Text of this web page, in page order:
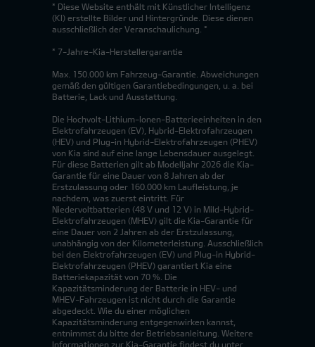
* Diese Website enthält mit Künstlicher Intelligenz
(KI) erstellte Bilder und Hintergründe. Diese dienen
ausschließlich der Veranschaulichung. *
* 7-Jahre-Kia-Herstellergarantie
Max. 150.000 km Fahrzeug-Garantie. Abweichungen
gemäß den gültigen Garantiebedingungen, u. a. bei
Batterie, Lack und Ausstattung.
Die Hochvolt-Lithium-Ionen-Batterieeinheiten in den
Elektrofahrzeugen (EV), Hybrid-Elektrofahrzeugen
(HEV) und Plug-in Hybrid-Elektrofahrzeugen (PHEV)
von Kia sind auf eine lange Lebensdauer ausgelegt.
Für diese Batterien gilt ab Modelljahr 2026 die Kia-
Garantie für eine Dauer von 8 Jahren ab der
Erstzulassung oder 160.000 km Laufleistung, je
nachdem, was zuerst eintritt. Für
Niedervoltbatterien (48 V und 12 V) in Mild-Hybrid-
Elektrofahrzeugen (MHEV) gilt die Kia-Garantie für
eine Dauer von 2 Jahren ab der Erstzulassung,
unabhängig von der Kilometerleistung. Ausschließlich
bei den Elektrofahrzeugen (EV) und Plug-in Hybrid-
Elektrofahrzeugen (PHEV) garantiert Kia eine
Batteriekapazität von 70 %. Die
Kapazitätsminderung der Batterie in HEV- und
MHEV-Fahrzeugen ist nicht durch die Garantie
abgedeckt. Wie du einer möglichen
Kapazitätsminderung entgegenwirken kannst,
entnimmst du bitte der Betriebsanleitung. Weitere
Informationen zur Kia-Garantie findest du unter